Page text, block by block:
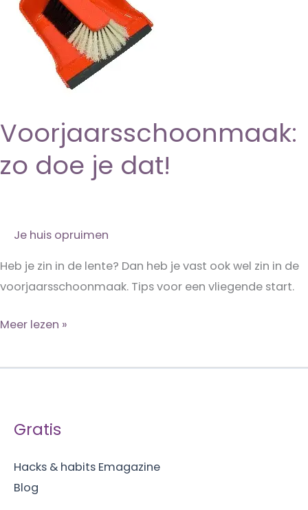
Voorjaarsschoonmaak:
zo doe je dat!
Je huis opruimen
Heb je zin in de lente? Dan heb je vast ook wel zin in de
voorjaarsschoonmaak. Tips voor een vliegende start.
Voorjaarsschoonmaak:
doe
Meer lezen »
Gratis
Hacks & habits Emagazine
Blog